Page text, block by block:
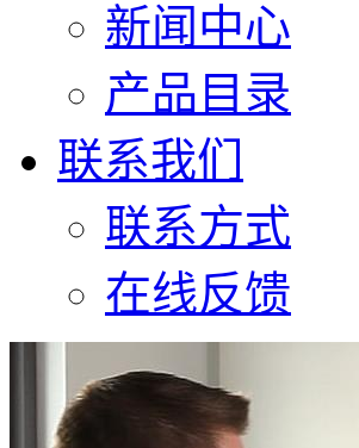
新闻中心
产品目录
联系我们
联系方式
在线反馈